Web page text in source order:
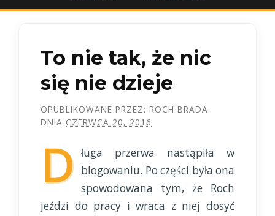
To nie tak, że nic
się nie dzieje
OPUBLIKOWANE PRZEZ: ROCH BRADA
DNIA CZERWCA 20, 2016
D ługa przerwa nastąpiła w
blogowaniu. Po części była ona
spowodowana tym, że Roch
jeździ do pracy i wraca z niej dosyć